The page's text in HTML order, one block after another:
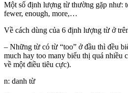
Một số định lượng từ thường gặp như:
fewer, enough, more,…
Về cách dùng của 6 định lượng từ ở
– Những từ có từ “too” ở đầu thì đều
much hay too many biểu thị quá nhiều
về một điều tiêu cực).
n: danh từ